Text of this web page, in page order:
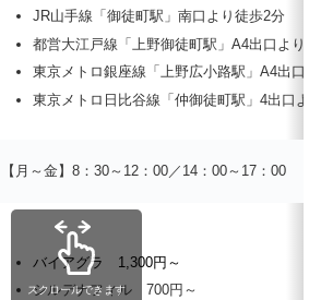
JR山手線「御徒町駅」南口より徒歩2分
都営大江戸線「上野御徒町駅」A4出口より
東京メトロ銀座線「上野広小路駅」A4出口
東京メトロ日比谷線「仲御徒町駅」4出口よ
【月～金】8：30～12：00／14：00～17：00
バイアグラ 1,300円～
シルデナフィル 700円～
スクロールできます